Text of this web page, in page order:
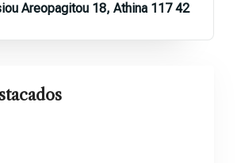
Areopagitou 18, Athina 117 42